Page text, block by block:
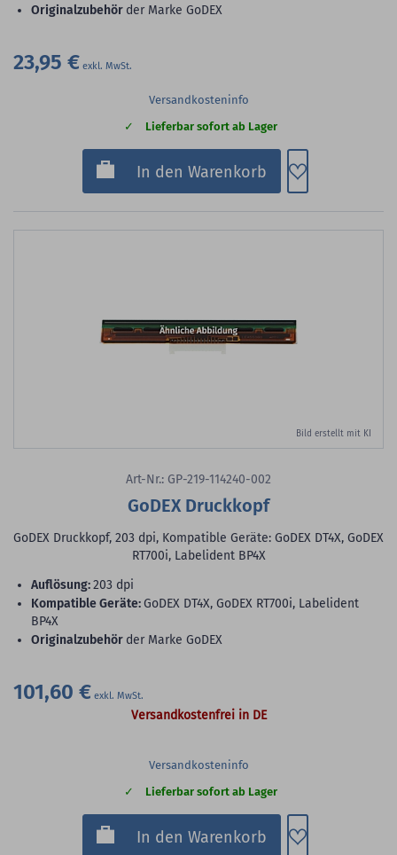
Originalzubehör der Marke GoDEX
23,95 €
Versandkosteninfo
Lieferbar sofort ab Lager
In den Warenkorb Zum
Bild erstellt mit KI
Art-Nr.: GP-219-114240-002
GoDEX Druckkopf
GoDEX Druckkopf, 203 dpi, Kompatible Geräte: GoDEX DT4X, GoDEX
RT700i, Labelident BP4X
Auflösung:203 dpi
Kompatible Geräte:GoDEX DT4X, GoDEX RT700i, Labelident
BP4X
Originalzubehör der Marke GoDEX
101,60 €
Versandkostenfrei in DE
Versandkosteninfo
Lieferbar sofort ab Lager
In den Warenkorb Zum